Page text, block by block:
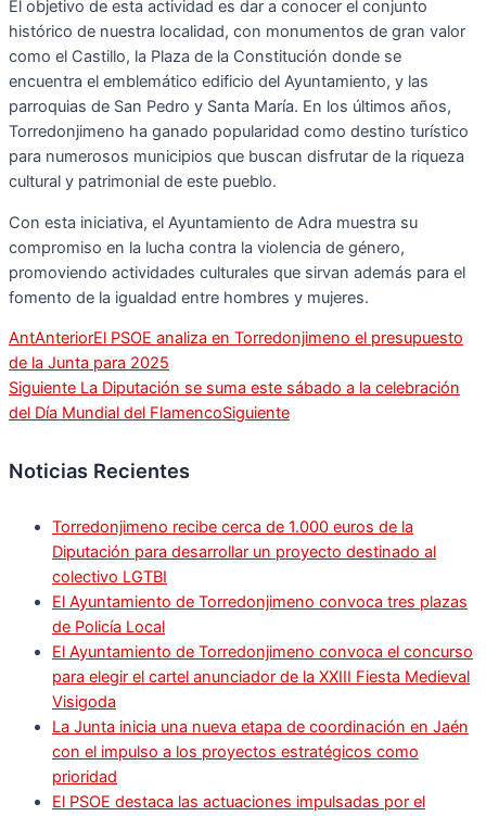
El objetivo de esta actividad es dar a conocer el conjunto
histórico de nuestra localidad, con monumentos de gran valor
como el Castillo, la Plaza de la Constitución donde se
encuentra el emblemático edificio del Ayuntamiento, y las
parroquias de San Pedro y Santa María. En los últimos años,
Torredonjimeno ha ganado popularidad como destino turístico
para numerosos municipios que buscan disfrutar de la riqueza
cultural y patrimonial de este pueblo.
Con esta iniciativa, el Ayuntamiento de Adra muestra su
compromiso en la lucha contra la violencia de género,
promoviendo actividades culturales que sirvan además para el
fomento de la igualdad entre hombres y mujeres.
AntAnteriorEl PSOE analiza en Torredonjimeno el presupuesto
de la Junta para 2025
Siguiente La Diputación se suma este sábado a la celebración
del Día Mundial del FlamencoSiguiente
Noticias Recientes
Torredonjimeno recibe cerca de 1.000 euros de la
Diputación para desarrollar un proyecto destinado al
colectivo LGTBI
El Ayuntamiento de Torredonjimeno convoca tres plazas
de Policía Local
El Ayuntamiento de Torredonjimeno convoca el concurso
para elegir el cartel anunciador de la XXIII Fiesta Medieval
Visigoda
La Junta inicia una nueva etapa de coordinación en Jaén
con el impulso a los proyectos estratégicos como
prioridad
El PSOE destaca las actuaciones impulsadas por el